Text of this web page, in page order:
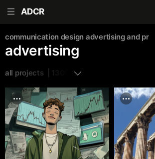
ADCR
communication design advertising and pr
advertising
all projects  | 1309